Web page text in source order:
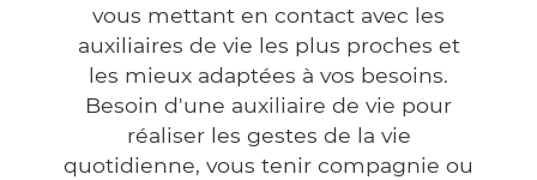
vous mettant en contact avec les
auxiliaires de vie les plus proches et
les mieux adaptées à vos besoins.
Besoin d'une auxiliaire de vie pour
réaliser les gestes de la vie
quotidienne, vous tenir compagnie ou